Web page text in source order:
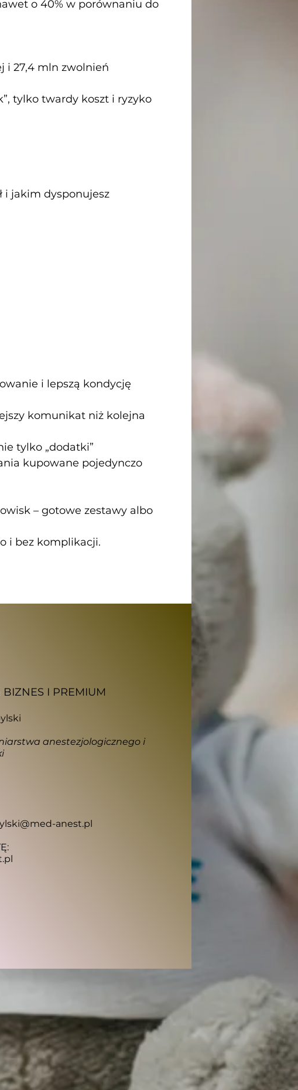
o 40% w porównaniu do
i 27,4 mln zwolnień
tylko twardy koszt i ryzyko
i jakim dysponujesz
i lepszą kondycję
komunikat niż kolejna
tylko „dodatki”
kupowane pojedynczo
– gotowe zestawy albo
i bez komplikacji.
I PREMIUM
anestezjologicznego i
anest.pl